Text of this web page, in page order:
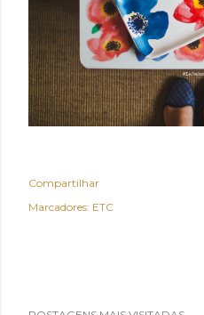
Compartilhar
Marcadores: ETC